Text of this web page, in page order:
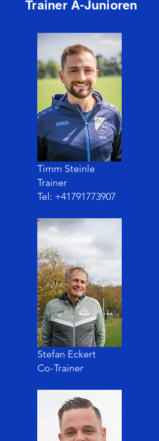
Trainer A-Junioren
Timm Steinle
Trainer
Tel: +41791773907
Stefan Eckert
Co-Trainer